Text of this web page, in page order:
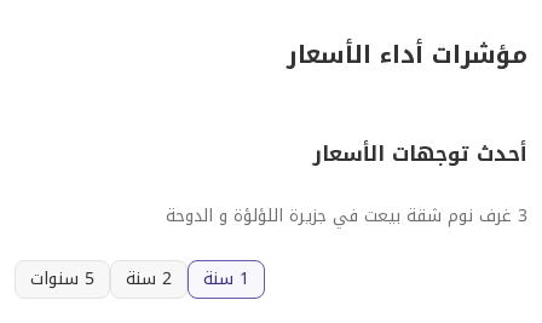
مؤشرات أداء الأسعار
أحدث توجهات الأسعار
3 غرف نوم شقة بيعت في جزيرة اللؤلؤة و الدوحة
1 سنة
2 سنة 5 سنوات